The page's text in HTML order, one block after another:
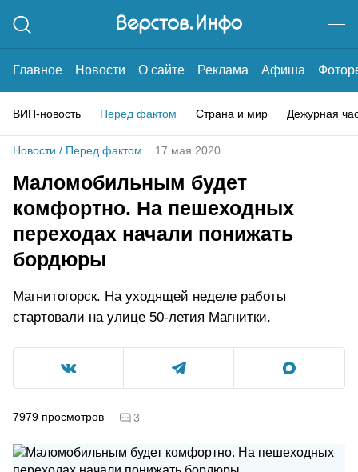
Главное Новости О сайте Реклама Афиша
ВИП-новость Перед фактом Страна и мир Дежурная
Новости / Перед фактом 17 мая 2020
Маломобильным будет
комфортно. На пешеходных
переходах начали понижать
бордюры
Магнитогорск. На уходящей неделе работы
стартовали на улице 50-летия Магнитки.
7979 просмотров 3